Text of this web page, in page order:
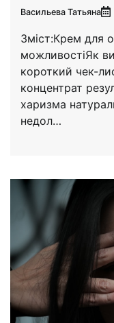
Васильева Татьяна
Зміст:Крем для
можливостіЯк
короткий чек-
концентрат
харизма
недол…